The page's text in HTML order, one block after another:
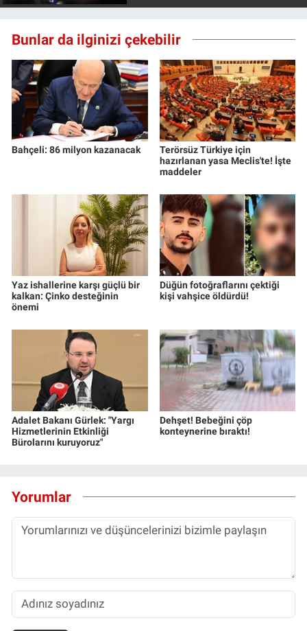
Bunlar da ilginizi çekebilir
Bahçeli: 86 milyon kazanacak
Terörsüz Türkiye için
hazırlanan yasa Meclis'te! İşte
maddeler
Yaz ishallerine karşı güçlü bir
kalkan: Çinko desteğinin
önemi
Düğün fotoğraflarını çektiği
kişi vahşice öldürdü!
Adalet Bakanı Gürlek: "Yargı
Hizmetlerinin Etkinliği
Bürolarını kuruyoruz"
Dehşet! Bebeğini çöp
konteynerine bıraktı!
Yorumlar